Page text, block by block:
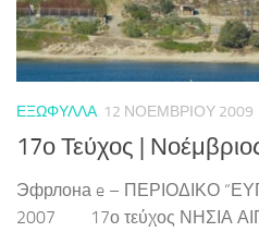
ΕΞΏΦΥΛΛΑ 12 ΝΟΕΜΒΡΊΟΥ 2009
17ο Τεύχος |
Эфрлона e – ΠΕΡΙΟΔΙΚΟ
2007 17ο τεύχος ΝΗΣΙΑ